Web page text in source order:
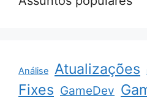
Análise Atualizações
Fixes GameDev